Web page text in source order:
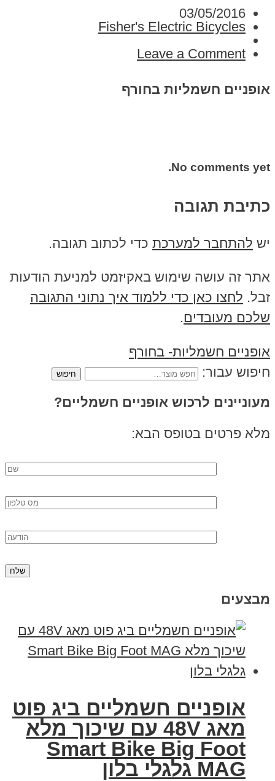
03/05/2016
Fisher's Electric Bicycles
Leave a Comment
אופניים חשמליות בחורף
No comments yet.
כתיבת תגובה
יש להתחבר למערכת כדי לכתוב תגובה.
אתר זה עושה שימוש באקיזמט למניעת הודעות
זבל. לחצו כאן כדי ללמוד איך נתוני התגובה
שלכם מעובדים.
אופניים חשמליות- בחורף
חיפוש עבור:
מעוניינים לרכוש אופניים חשמליים?
מלא פרטים בטופס הבא:
מבצעים
אופניים חשמליים ביג פוט
מאג 48V עם שיכוך מלא
Smart Bike Big Foot
MAG גלגלי בלון